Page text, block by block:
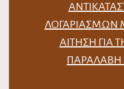
ΛΟΓΑΡΙΑΣΜΏΝ
ΑΊΤΗΣΗ ΓΙΑ
ΠΑΡΑΛΑΒΉ